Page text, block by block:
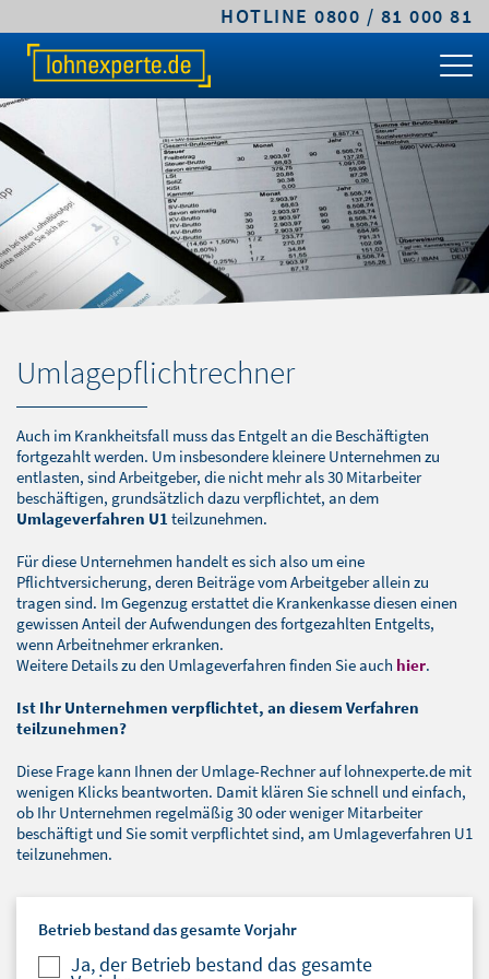
HOTLINE 0800 / 81 000 81
Umlagepflichtrechner
Auch im Krankheitsfall muss das Entgelt an die Beschäftigten
fortgezahlt werden. Um insbesondere kleinere Unternehmen zu
entlasten, sind Arbeitgeber, die nicht mehr als 30 Mitarbeiter
beschäftigen, grundsätzlich dazu verpflichtet, an dem
Umlageverfahren U1 teilzunehmen.
Für diese Unternehmen handelt es sich also um eine
Pflichtversicherung, deren Beiträge vom Arbeitgeber allein zu
tragen sind. Im Gegenzug erstattet die Krankenkasse diesen einen
gewissen Anteil der Aufwendungen des fortgezahlten Entgelts,
wenn Arbeitnehmer erkranken.
Weitere Details zu den Umlageverfahren finden Sie auch hier.
Ist Ihr Unternehmen verpflichtet, an diesem Verfahren
teilzunehmen?
Diese Frage kann Ihnen der Umlage-Rechner auf lohnexperte.de mit
wenigen Klicks beantworten. Damit klären Sie schnell und einfach,
ob Ihr Unternehmen regelmäßig 30 oder weniger Mitarbeiter
beschäftigt und Sie somit verpflichtet sind, am Umlageverfahren U1
teilzunehmen.
Betrieb bestand das gesamte Vorjahr
Ja, der Betrieb bestand das gesamte
TARIFE & LÖSUNGEN
PREIS-RECHNER
TARIFVERGLEICH
KLEINE UND MITTLERE UNTERNEHMEN
MITTELSTANDS- UND
GROSSUNTERNEHMEN
STEUERBERATER & KANZLEIEN
BAULOHNABRECHNUNG FÜR
STEUERBERATER
KLEINE UND MITTLERE UNTERNEHMEN
CLASSIC.LOHN
COMFORT.LOHN
COMFORT.BAULOHN
CLOUD.LOHN
MITTELSTANDS- UND GROSSUNTERNEHMEN
PREMIUM.LOHN
PREMIUM.SYSTEM
FACHWISSEN
GEHALTSRECHNER
ARBEITGEBERKOSTEN
PFÄNDUNGSRECHNER
UMLAGEPFLICHT
PKW-SACHBEZUG
ONLINEKURS
BLOG
ÜBER LOHNEXPERTE
LEISTUNGEN
ABLAUF & VORTEILE
SICHERHEIT & VERTRAUEN
DIGITALE LOHNABRECHNUNG
AGB & TARIFE
JOBS